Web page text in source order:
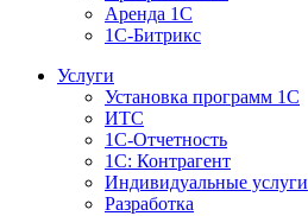
Аренда 1С
1С-Битрикс
Услуги
Установка программ 1С
ИТС
1С-Отчетность
1С: Контрагент
Индивидуальные услуги
Разработка